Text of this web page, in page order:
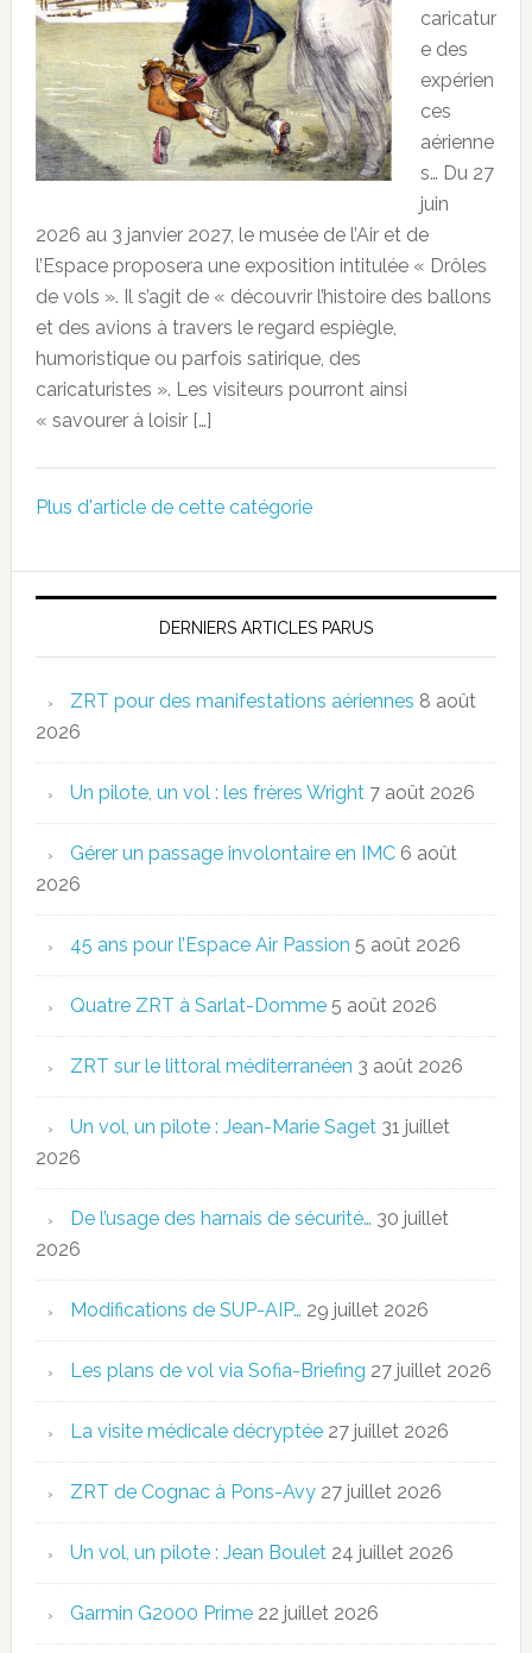
caricatur
e des
expérien
ces
aérienne
s… Du 27
juin
2026 au 3 janvier 2027, le musée de l’Air et de
l’Espace proposera une exposition intitulée « Drôles
de vols ». Il s’agit de « découvrir l’histoire des ballons
et des avions à travers le regard espiègle,
humoristique ou parfois satirique, des
caricaturistes ». Les visiteurs pourront ainsi
« savourer à loisir […]
Plus d'article de cette catégorie
DERNIERS ARTICLES PARUS
ZRT pour des manifestations aériennes 8 août
2026
Un pilote, un vol : les frères Wright 7 août 2026
Gérer un passage involontaire en IMC 6 août
2026
45 ans pour l’Espace Air Passion 5 août 2026
Quatre ZRT à Sarlat-Domme 5 août 2026
ZRT sur le littoral méditerranéen 3 août 2026
Un vol, un pilote : Jean-Marie Saget 31 juillet
2026
De l’usage des harnais de sécurité… 30 juillet
2026
Modifications de SUP-AIP… 29 juillet 2026
Les plans de vol via Sofia-Briefing 27 juillet 2026
La visite médicale décryptée 27 juillet 2026
ZRT de Cognac à Pons-Avy 27 juillet 2026
Un vol, un pilote : Jean Boulet 24 juillet 2026
Garmin G2000 Prime 22 juillet 2026